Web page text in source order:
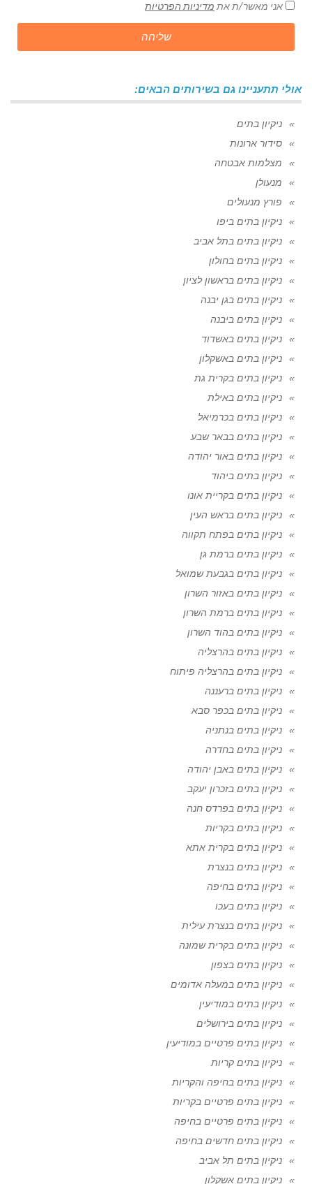
אני מאשר/ת את מדיניות הפרטיות
שליחה
אולי תתעניינו גם בשירותים הבאים:
ניקיון בתים
סידור ארונות
מצלמות אבטחה
מנעולן
פורץ מנעולים
ניקיון בתים ביפו
ניקיון בתים בתל אביב
ניקיון בתים בחולון
ניקיון בתים בראשון לציון
ניקיון בתים בגן יבנה
ניקיון בתים ביבנה
ניקיון בתים באשדוד
ניקיון בתים באשקלון
ניקיון בתים בקרית גת
ניקיון בתים באילת
ניקיון בתים בכרמיאל
ניקיון בתים בבאר שבע
ניקיון בתים באור יהודה
ניקיון בתים ביהוד
ניקיון בתים בקריית אונו
ניקיון בתים בראש העין
ניקיון בתים בפתח תקווה
ניקיון בתים ברמת גן
ניקיון בתים בגבעת שמואל
ניקיון בתים באזור השרון
ניקיון בתים ברמת השרון
ניקיון בתים בהוד השרון
ניקיון בתים בהרצליה
ניקיון בתים בהרצליה פיתוח
ניקיון בתים ברעננה
ניקיון בתים בכפר סבא
ניקיון בתים בנתניה
ניקיון בתים בחדרה
ניקיון בתים באבן יהודה
ניקיון בתים בזכרון יעקב
ניקיון בתים בפרדס חנה
ניקיון בתים בקריות
ניקיון בתים בקרית אתא
ניקיון בתים בנצרת
ניקיון בתים בחיפה
ניקיון בתים בעכו
ניקיון בתים בנצרת עילית
ניקיון בתים בקרית שמונה
ניקיון בתים בצפון
ניקיון בתים במעלה אדומים
ניקיון בתים במודיעין
ניקיון בתים בירושלים
ניקיון בתים פרטיים במודיעין
ניקיון בתים קריות
ניקיון בתים בחיפה והקריות
ניקיון בתים פרטיים בקריות
ניקיון בתים פרטיים בחיפה
ניקיון בתים חדשים בחיפה
ניקיון בתים תל אביב
ניקיון בתים אשקלון